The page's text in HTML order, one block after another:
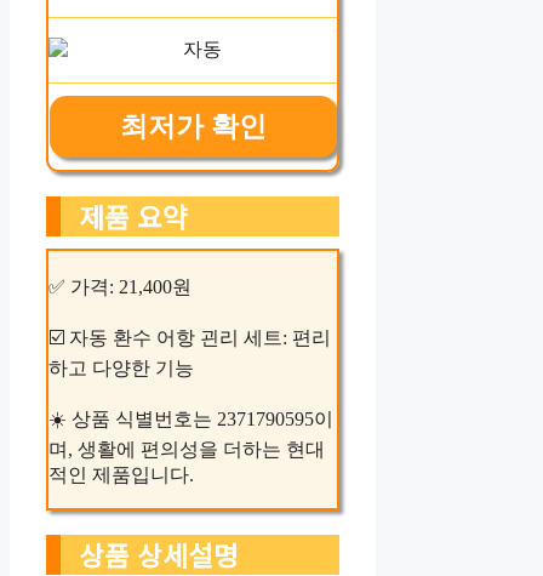
최저가 확인
제품 요약
✅ 가격: 21,400원
☑️ 자동 환수 어항 괸리 세트: 편리
하고 다양한 기능
☀️ 상품 식별번호는 2371790595이
며, 생활에 편의성을 더하는 현대
적인 제품입니다.
상품 상세설명